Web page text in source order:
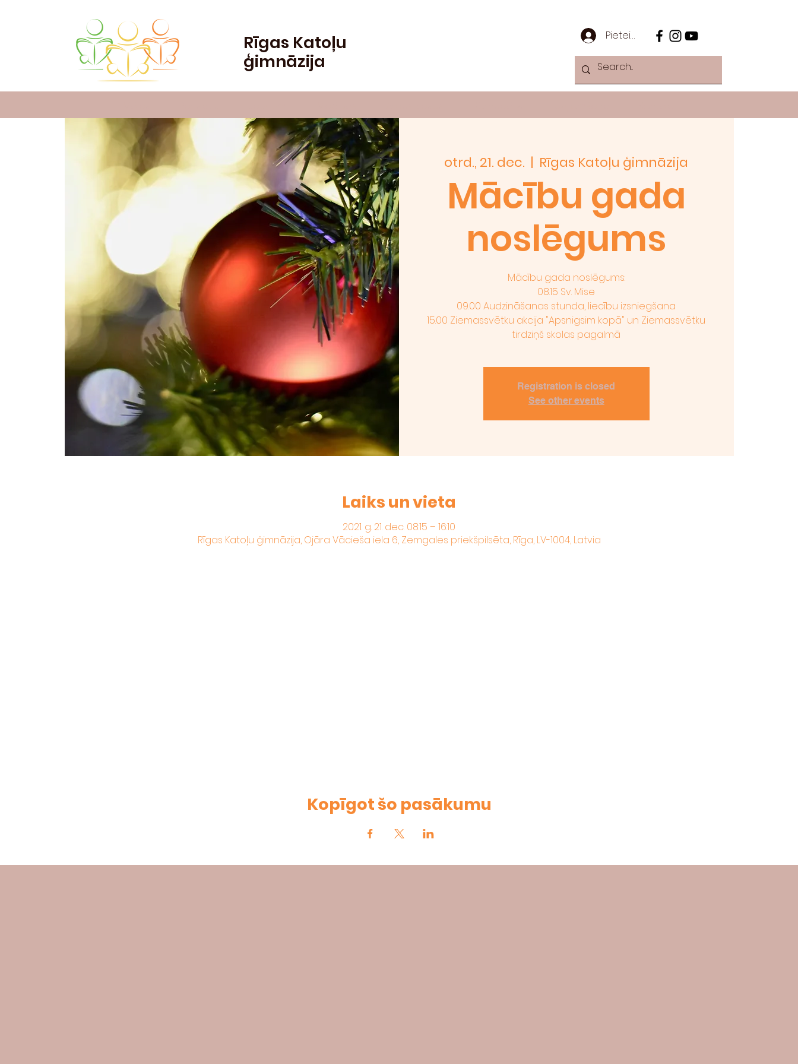
Rīgas Katoļu
ģimnāzija
Pieteikties
otrd., 21. dec.
  |
Rīgas Katoļu ģimnāzija
Mācību gada
noslēgums
Mācību gada noslēgums:
08.15 Sv. Mise
09.00 Audzināšanas stunda, liecību izsniegšana
15.00 Ziemassvētku akcija "Apsnigsim kopā" un Ziemassvētku
tirdziņš skolas pagalmā
Registration is closed
See other events
Laiks un vieta
2021. g. 21. dec. 08:15 – 16:10
Rīgas Katoļu ģimnāzija, Ojāra Vācieša iela 6, Zemgales priekšpilsēta, Rīga, LV-1004, Latvia
Kopīgot šo pasākumu